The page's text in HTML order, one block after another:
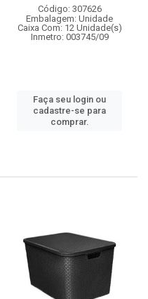
Código: 307626
Embalagem: Unidade
Caixa Com: 12 Unidade(s)
Inmetro: 003745/09
Faça seu login ou
cadastre-se para
comprar.